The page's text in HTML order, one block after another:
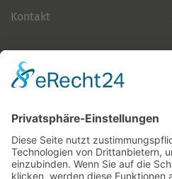
Kontakt
Folge mir